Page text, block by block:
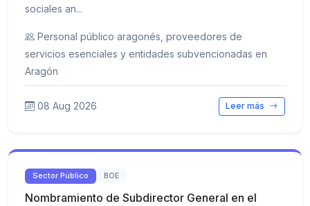
sociales an...
Personal público aragonés, proveedores de
servicios esenciales y entidades subvencionadas en
Aragón
08 Aug 2026 Leer más
Sector Público BOE
Nombramiento de Subdirector General en el